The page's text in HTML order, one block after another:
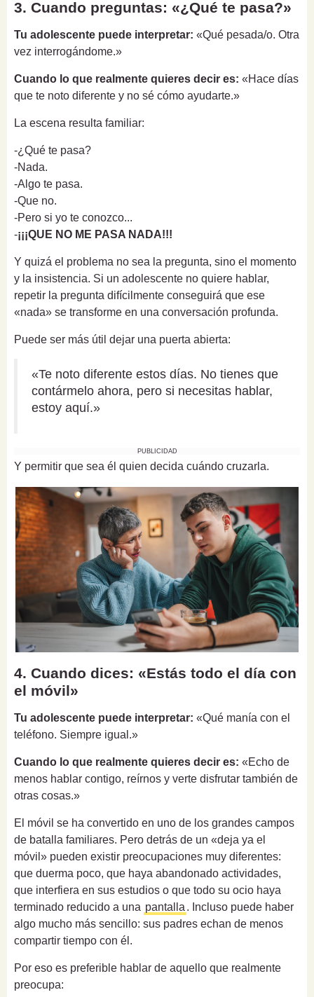
3. Cuando preguntas: «¿Qué te pasa?»
Tu adolescente puede interpretar: «Qué pesada/o. Otra
vez interrogándome.»
Cuando lo que realmente quieres decir es: «Hace días
que te noto diferente y no sé cómo ayudarte.»
La escena resulta familiar:
-¿Qué te pasa?
-Nada.
-Algo te pasa.
-Que no.
-Pero si yo te conozco...
-¡¡¡QUE NO ME PASA NADA!!!
Y quizá el problema no sea la pregunta, sino el momento
y la insistencia. Si un adolescente no quiere hablar,
repetir la pregunta difícilmente conseguirá que ese
«nada» se transforme en una conversación profunda.
Puede ser más útil dejar una puerta abierta:
«Te noto diferente estos días. No tienes que
contármelo ahora, pero si necesitas hablar,
estoy aquí.»
PUBLICIDAD
Y permitir que sea él quien decida cuándo cruzarla.
4. Cuando dices: «Estás todo el día con
el móvil»
Tu adolescente puede interpretar: «Qué manía con el
teléfono. Siempre igual.»
Cuando lo que realmente quieres decir es: «Echo de
menos hablar contigo, reírnos y verte disfrutar también de
otras cosas.»
El móvil se ha convertido en uno de los grandes campos
de batalla familiares. Pero detrás de un «deja ya el
móvil» pueden existir preocupaciones muy diferentes:
que duerma poco, que haya abandonado actividades,
que interfiera en sus estudios o que todo su ocio haya
terminado reducido a una pantalla . Incluso puede haber
algo mucho más sencillo: sus padres echan de menos
compartir tiempo con él.
Por eso es preferible hablar de aquello que realmente
preocupa: